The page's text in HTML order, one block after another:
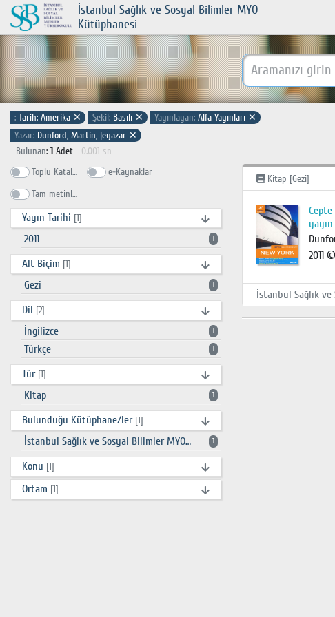
İstanbul Sağlık ve Sosyal Bilimler MYO
Kütüphanesi
: Tarih: Amerika ✕ Şekil: Basılı ✕ Yayınlayan: Alfa Yayınları ✕
Yazar: Dunford, Martin, |eyazar ✕
Bulunan: 1 Adet
0.001 sn
Toplu Katalog
e-Kaynaklar
Tam metinlerde ara
Yayın Tarihi [1]
2011 1
Alt Biçim [1]
Gezi 1
Dil [2]
İngilizce 1
Türkçe 1
Tür [1]
Kitap 1
Bulunduğu Kütüphane/ler [1]
İstanbul Sağlık ve Sosyal Bilimler MYO Kütüphanesi 1
Konu [1]
Ortam [1]
Kitap [Gezi]
2011